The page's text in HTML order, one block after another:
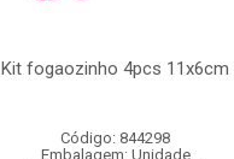
Kit fogaozinho 4pcs 11x6cm
Código: 844298
Embalagem: Unidade